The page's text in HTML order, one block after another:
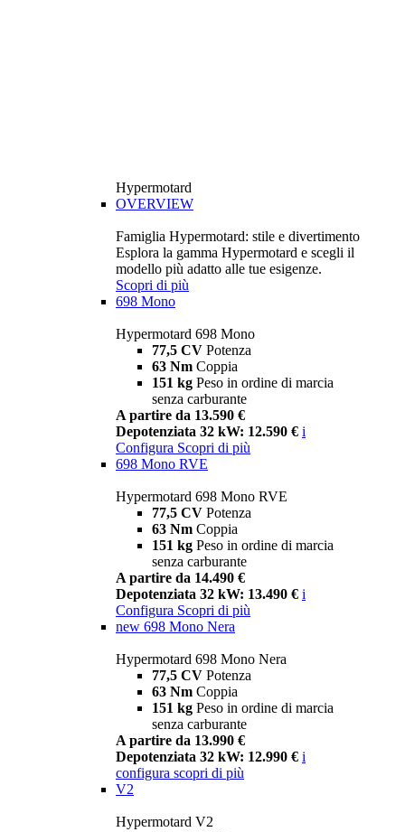
Hypermotard
OVERVIEW
Famiglia Hypermotard: stile e divertimento
Esplora la gamma Hypermotard e scegli il
modello più adatto alle tue esigenze.
Scopri di più
698 Mono
Hypermotard 698 Mono
77,5 CV Potenza
63 Nm Coppia
151 kg Peso in ordine di marcia
senza carburante
A partire da 13.590 €
Depotenziata 32 kW: 12.590 € i
Configura Scopri di più
698 Mono RVE
Hypermotard 698 Mono RVE
77,5 CV Potenza
63 Nm Coppia
151 kg Peso in ordine di marcia
senza carburante
A partire da 14.490 €
Depotenziata 32 kW: 13.490 € i
Configura Scopri di più
new 698 Mono Nera
Hypermotard 698 Mono Nera
77,5 CV Potenza
63 Nm Coppia
151 kg Peso in ordine di marcia
senza carburante
A partire da 13.990 €
Depotenziata 32 kW: 12.990 € i
configura scopri di più
V2
Hypermotard V2